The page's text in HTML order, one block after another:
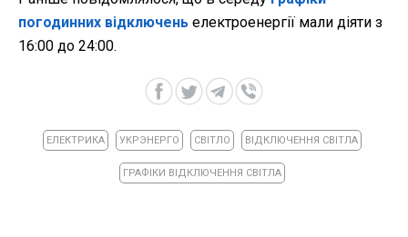
погодинних відключень електроенергії мали діяти з
16:00 до 24:00.
ЕЛЕКТРИКА УКРЭНЕРГО СВІТЛО ВІДКЛЮЧЕННЯ СВІТЛА
ГРАФІКИ ВІДКЛЮЧЕННЯ СВІТЛА